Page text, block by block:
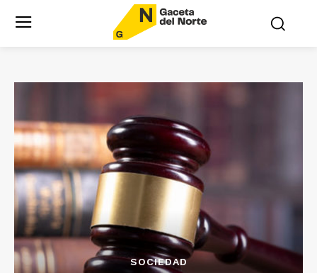
SOCIEDAD